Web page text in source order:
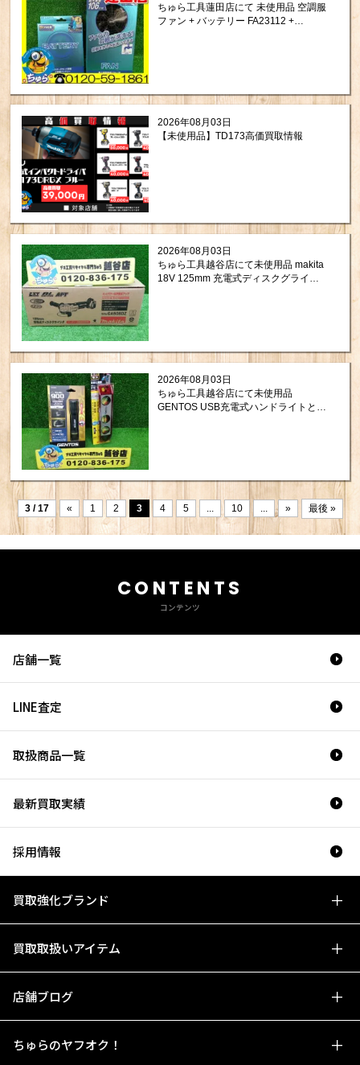
ちゅら工具蓮田店にて 未使用品 空調服
ファン + バッテリー FA23112 +
2026年08月03日
【未使用品】TD173高価買取情報
2026年08月03日
ちゅら工具越谷店にて未使用品 makita
18V 125mm 充電式ディスクグライン
2026年08月03日
ちゅら工具越谷店にて未使用品
GENTOS USB充電式ハンドライトと
3 / 17 « 1 2 3 4 5 10 » 最後 »
CONTENTS
コンテンツ
店舗一覧
LINE査定
取扱商品一覧
最新買取実績
採用情報
買取強化ブランド
買取取扱いアイテム
店舗ブログ
ちゅらのヤフオク！